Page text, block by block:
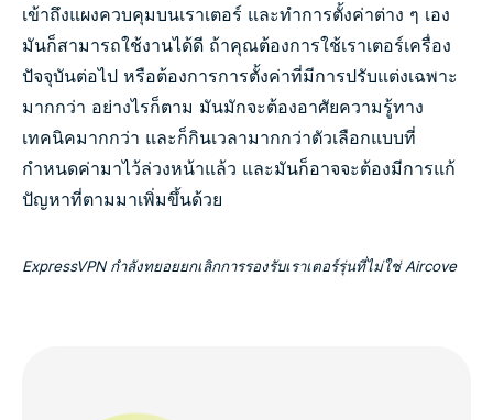
เข้าถึงแผงควบคุมบนเราเตอร์ และทำการตั้งค่าต่าง ๆ เอง
มันก็สามารถใช้งานได้ดี ถ้าคุณต้องการใช้เราเตอร์เครื่อง
ปัจจุบันต่อไป หรือต้องการการตั้งค่าที่มีการปรับแต่งเฉพาะ
มากกว่า อย่างไรก็ตาม มันมักจะต้องอาศัยความรู้ทาง
เทคนิคมากกว่า และก็กินเวลามากกว่าตัวเลือกแบบที่
กำหนดค่ามาไว้ล่วงหน้าแล้ว และมันก็อาจจะต้องมีการแก้
ปัญหาที่ตามมาเพิ่มขึ้นด้วย
ExpressVPN กำลังทยอยยกเลิกการรองรับเราเตอร์รุ่นที่ไม่ใช่ Aircove